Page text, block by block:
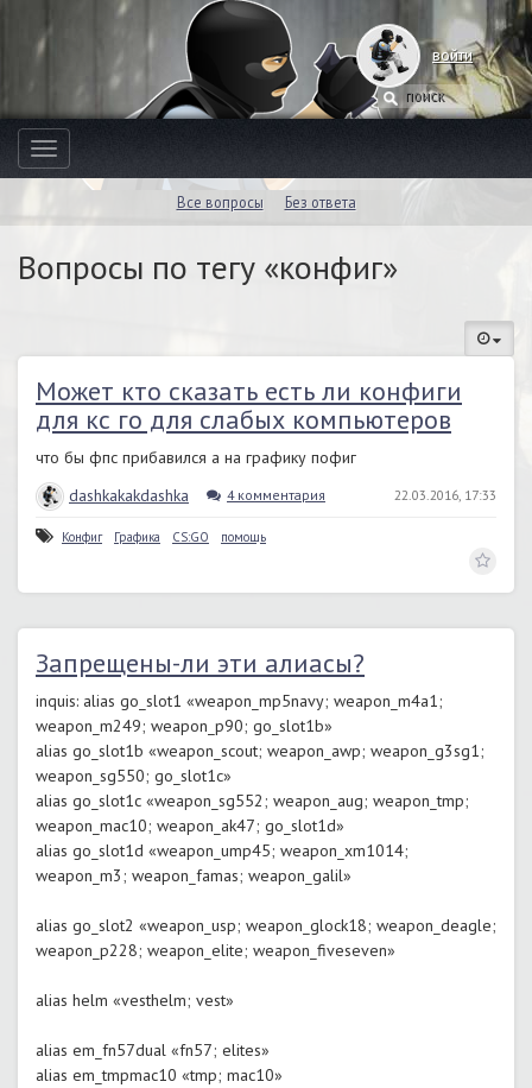
войти
Toggle
navigation
Все вопросы Без ответа
Вопросы по тегу «конфиг»
Может кто сказать есть ли конфиги
для кс го для слабых компьютеров
что бы фпс прибавился а на графику пофиг
dashkakakdashka
4 комментария 22.03.2016, 17:33
Конфиг Графика CS:GO помощь
Запрещены-ли эти алиасы?
inquis: alias go_slot1 «weapon_mp5navy; weapon_m4a1;
weapon_m249; weapon_p90; go_slot1b»
alias go_slot1b «weapon_scout; weapon_awp; weapon_g3sg1;
weapon_sg550; go_slot1c»
alias go_slot1c «weapon_sg552; weapon_aug; weapon_tmp;
weapon_mac10; weapon_ak47; go_slot1d»
alias go_slot1d «weapon_ump45; weapon_xm1014;
weapon_m3; weapon_famas; weapon_galil»
alias go_slot2 «weapon_usp; weapon_glock18; weapon_deagle;
weapon_p228; weapon_elite; weapon_fiveseven»
alias helm «vesthelm; vest»
alias em_fn57dual «fn57; elites»
alias em_tmpmac10 «tmp; mac10»